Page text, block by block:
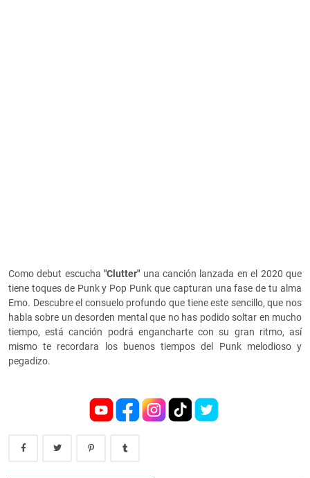
Como debut escucha "Clutter" una canción lanzada en el 2020 que
tiene toques de Punk y Pop Punk que capturan una fase de tu alma
Emo. Descubre el consuelo profundo que tiene este sencillo, que nos
habla sobre un desorden mental que no has podido soltar en mucho
tiempo, está canción podrá engancharte con su gran ritmo, así
mismo te recordara los buenos tiempos del Punk melodioso y
pegadizo.